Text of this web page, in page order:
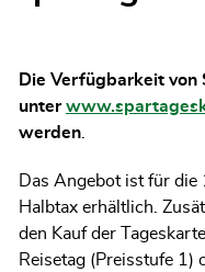
Die Verfügbarkeit
unter
werden
Das Angebot ist für
Halbtax erhältlich.
den Kauf der
Reisetag (Preisstufe 1)